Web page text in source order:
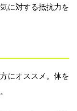
に対する抵抗力を
にオススメ。体を